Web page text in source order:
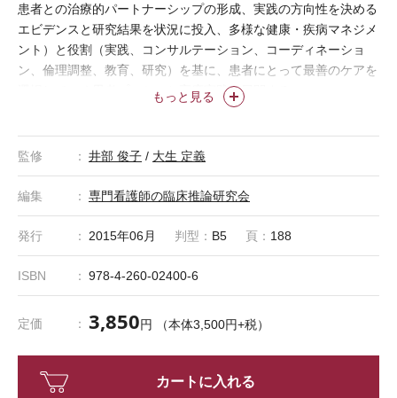
もっと見る
患者との治療的パートナーシップの形成、実践の方向性を決める
エビデンスと研究結果を状況に投入、多様な健康・疾病マネジメ
ント）と役割（実践、コンサルテーション、コーディネーショ
ン、倫理調整、教育、研究）を基に、患者にとって最善のケアを
選択していく思考プロセスと高度実践を展開する。
監修 井部 俊子 / 大生 定義
編集 専門看護師の臨床推論研究会
発行 2015年06月 判型： B5 頁： 188
ISBN 978-4-260-02400-6
定価 3,850円 （本体3,500円+税）
カートに入れる